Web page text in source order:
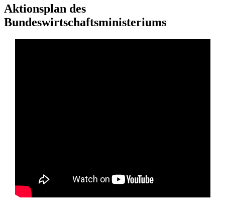
Aktionsplan des
Bundeswirtschaftsministeriums